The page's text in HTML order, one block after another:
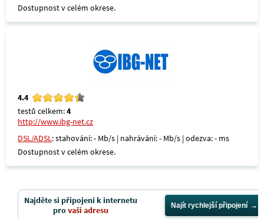
Dostupnost v celém okrese.
4.4
testů celkem:4
http://www.ibg-net.cz
DSL/ADSL: stahování: - Mb/s | nahrávání: - Mb/s | odezva: - ms
Dostupnost v celém okrese.
Najděte si připojení k internetu
provaši adresu Najít rychlejší připojení